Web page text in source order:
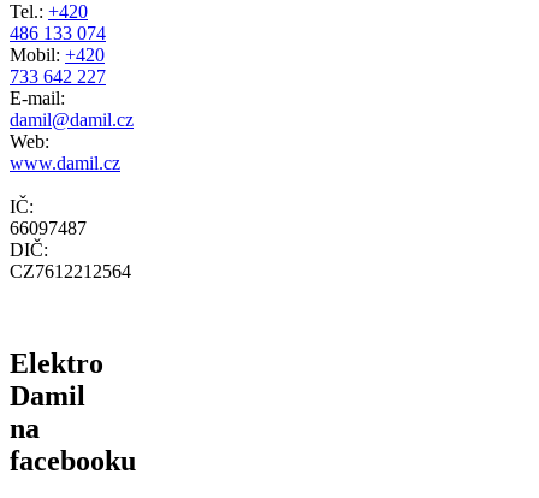
Tel.: +420
486 133 074
Mobil: +420
733 642 227
E-mail:
damil@damil.cz
Web:
www.damil.cz
IČ:
66097487
DIČ:
CZ7612212564
Elektro
Damil
na
facebooku